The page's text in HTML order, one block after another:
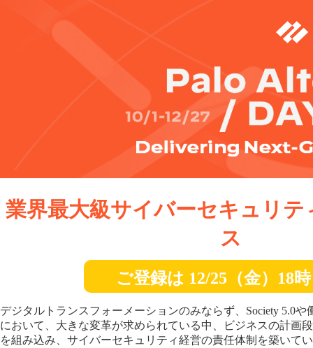
業界最大級サイバーセキュリ
ス
ご登録は 12/25（金）18
デジタルトランスフォーメーションのみならず、Society 5.0
において、大きな変革が求められている中、ビジネスの計画
を組み込み、サイバーセキュリティ経営の責任体制を築いて